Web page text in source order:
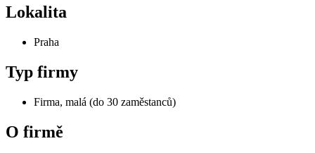
Lokalita
Praha
Typ firmy
Firma, malá (do 30 zaměstanců)
O firmě